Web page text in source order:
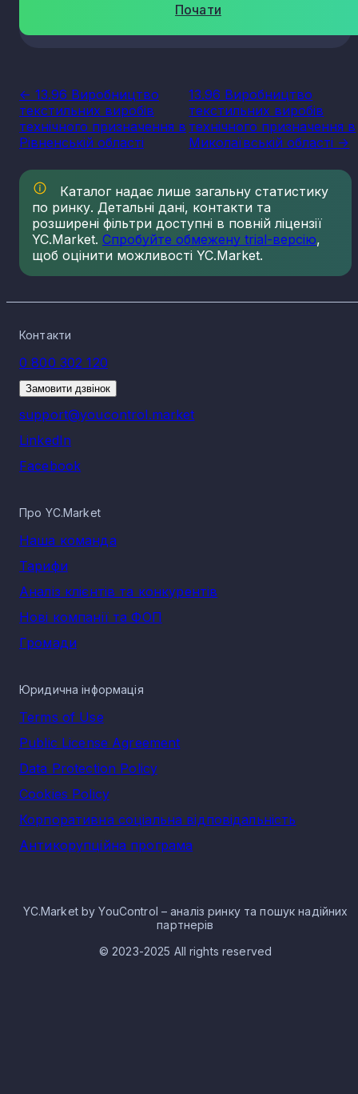
Почати
<- 13.96 Виробництво
текстильних виробів
технічного призначення в
Рівненській області
13.96 Виробництво
текстильних виробів
технічного призначення в
Миколаївській області ->
Каталог надає лише загальну статистику
по ринку. Детальні дані, контакти та
розширені фільтри доступні в повній ліцензії
YC.Market. Спробуйте обмежену trial-версію,
щоб оцінити можливості YC.Market.
Контакти
0 800 302 120
Замовити дзвінок
support@youcontrol.market
LinkedIn
Facebook
Про YC.Market
Наша команда
Тарифи
Аналіз клієнтів та конкурентів
Нові компанії та ФОП
Громади
Юридична інформація
Terms of Use
Public License Agreement
Data Protection Policy
Cookies Policy
Корпоративна соціальна відповідальність
Антикорупційна програма
YC.Market by YouControl – аналіз ринку та пошук надійних
партнерів
© 2023-2025 All rights reserved